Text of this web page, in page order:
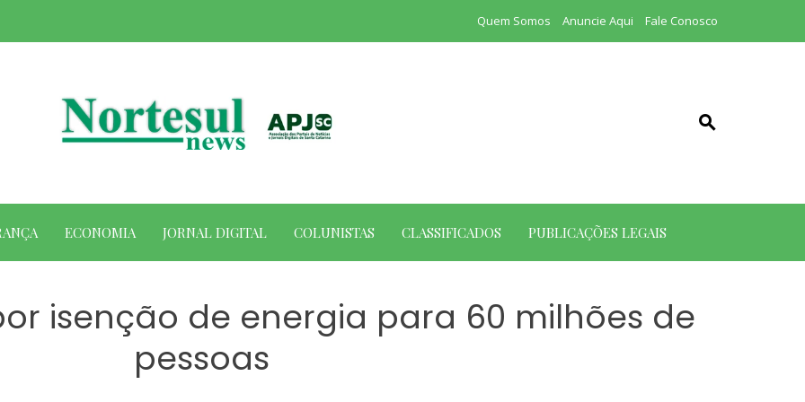
Quem Somos Anuncie Aqui Fale Conosco
ECONOMIA JORNAL DIGITAL COLUNISTAS CLASSIFICADOS PUBLICAÇÕES LEGAIS
isenção de energia para 60 milhões de
pessoas